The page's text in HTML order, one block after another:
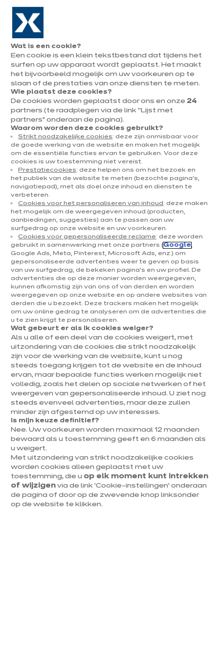
Naar de navigatie gaan
Naar de hoofdinhoud gaan
Menu
openen
winkels
Afspraak
maken
Mijn project, stap voor stap
Inspiratie Voorbereiding Een
Ik val voor een model De
inspiratie
Om de keuken van je dromen te vinden, zijn er ​​duizend-en-
een inspirerende voorbeelden! Ontdek onze verschillende
keukenstijlen en doe inspiratie op op onze website, in onze
catalogus en op onze sociale media!
Ik ontdek alle
keukenstijlen
Bekijk de modellen
Ik
1•
Wat is een cookie?
Een cookie is een klein tekstbestand dat tijdens het
surfen op uw apparaat wordt geplaatst. Het maakt
het bijvoorbeeld mogelijk om uw voorkeuren op te
slaan of de prestaties van onze diensten te meten.
Wie plaatst deze cookies?
De cookies worden geplaatst door ons en onze 24
partners (te raadplegen via de link “Lijst met
partners” onderaan de pagina).
Waarom worden deze cookies gebruikt?
Strikt noodzakelijke cookies: deze zijn onmisbaar voor
de goede werking van de website en maken het mogelijk
om de essentiële functies ervan te gebruiken. Voor deze
cookies is uw toestemming niet vereist.
Prestatiecookies: deze helpen ons om het bezoek en
het publiek van de website te meten (bezochte pagina's,
navigatiepad), met als doel onze inhoud en diensten te
verbeteren.
Cookies voor het personaliseren van inhoud : deze maken
het mogelijk om de weergegeven inhoud (producten,
aanbiedingen, suggesties) aan te passen aan uw
surfgedrag op onze website en uw voorkeuren.
Cookies voor gepersonaliseerde reclame: deze worden
gebruikt in samenwerking met onze partners (Google,
Google Ads, Meta, Pinterest, Microsoft Ads, enz.) om
gepersonaliseerde advertenties weer te geven op basis
van uw surfgedrag, de bekeken pagina's en uw profiel. De
advertenties die op deze manier worden weergegeven,
kunnen afkomstig zijn van ons of van derden en worden
weergegeven op onze website en op andere websites van
derden die u bezoekt. Deze trackers maken het mogelijk
om uw online gedrag te analyseren om de advertenties die
u te zien krijgt te personaliseren.
Wat gebeurt er als ik cookies weiger?
Als u alle of een deel van de cookies weigert, met
uitzondering van de cookies die strikt noodzakelijk
zijn voor de werking van de website, kunt u nog
steeds toegang krijgen tot de website en de inhoud
ervan, maar bepaalde functies werken mogelijk niet
volledig, zoals het delen op sociale netwerken of het
weergeven van gepersonaliseerde inhoud. U ziet nog
steeds evenveel advertenties, maar deze zullen
minder zijn afgestemd op uw interesses.
Is mijn keuze definitief?
Nee. Uw voorkeuren worden maximaal 12 maanden
bewaard als u toestemming geeft en 6 maanden als
u weigert.
Met uitzondering van strikt noodzakelijke cookies
worden cookies alleen geplaatst met uw
toestemming, die u op elk moment kunt intrekken
of wijzigen via de link ‘Cookie-instellingen’ onderaan
de pagina of door op de zwevende knop linksonder
op de website te klikken.